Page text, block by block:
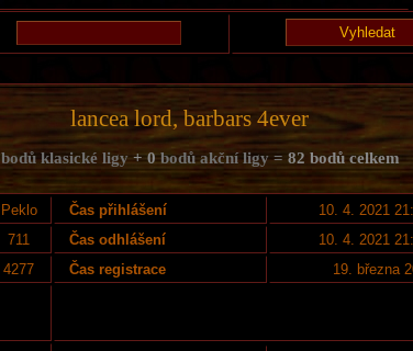
lancea lord, barbars 4ever
bodů klasické ligy + 0bodů akční ligy = 82 bodů celkem
Peklo Čas přihlášení
10. 4. 2021
711 Čas odhlášení
10. 4. 2021
4277 Čas registrace
19. března